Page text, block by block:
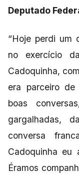
Deputado
“Hoje perdi um
no exercício
Cadoquinha,
era parceiro
boas
gargalhadas,
conversa
Cadoquinha eu
Éramos